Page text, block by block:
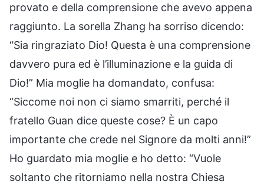
provato e della comprensione che avevo appena
raggiunto. La sorella Zhang ha sorriso dicendo:
“Sia ringraziato Dio! Questa è una comprensione
davvero pura ed è l’illuminazione e la guida di
Dio!” Mia moglie ha domandato, confusa:
“Siccome noi non ci siamo smarriti, perché il
fratello Guan dice queste cose? È un capo
importante che crede nel Signore da molti anni!”
Ho guardato mia moglie e ho detto: “Vuole
soltanto che ritorniamo nella nostra Chiesa